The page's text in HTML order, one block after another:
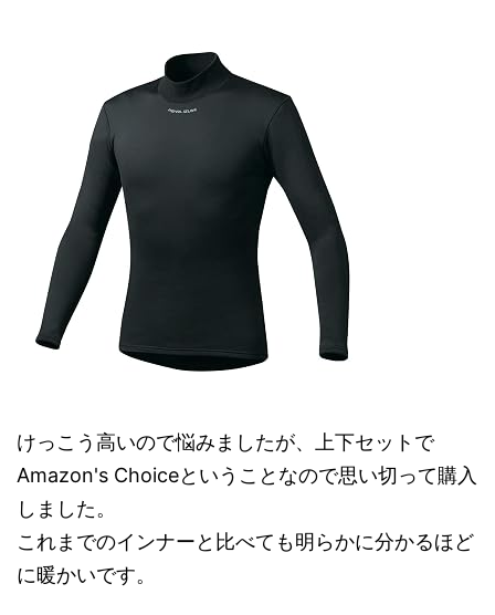
けっこう高いので悩みましたが、上下セットで
Amazon's Choiceということなので思い切って購入
しました。
これまでのインナーと比べても明らかに分かるほど
に暖かいです。